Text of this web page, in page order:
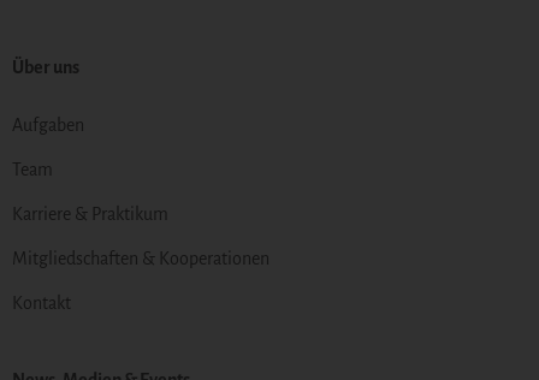
Über uns
Aufgaben
Team
Karriere & Praktikum
Mitgliedschaften & Kooperationen
Kontakt